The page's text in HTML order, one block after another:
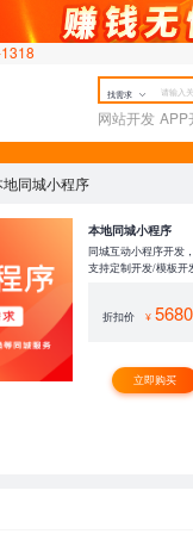
找需求
网站开发 APP
地同城小程序
本地同城小程序
同城互动小程序开发
支持定制开发/模板开
折扣价 ¥5680
立即购买